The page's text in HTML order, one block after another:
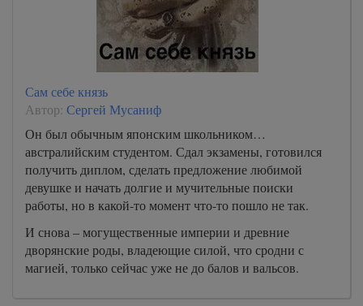
Сам себе князь
Автор: Сергей Мусаниф
Он был обычным японским школьником…
австралийским студентом. Сдал экзамены, готовился
получить диплом, сделать предложение любимой
девушке и начать долгие и мучительные поиски
работы, но в какой-то момент что-то пошло не так.
И снова – могущественные империи и древние
дворянские роды, владеющие силой, что сродни с
магией, только сейчас уже не до балов и вальсов.